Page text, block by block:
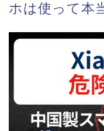
ホは使って本